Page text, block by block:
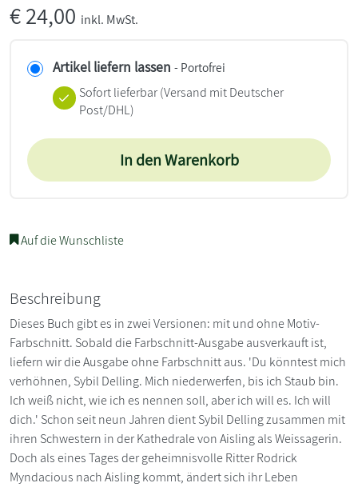
€24,00 inkl. MwSt.
Artikel liefern lassen - Portofrei
Sofort lieferbar(Versand mit Deutscher
Post/DHL)
In den Warenkorb
Auf die Wunschliste
Beschreibung
Dieses Buch gibt es in zwei Versionen: mit und ohne Motiv-
Farbschnitt. Sobald die Farbschnitt-Ausgabe ausverkauft ist,
liefern wir die Ausgabe ohne Farbschnitt aus. 'Du könntest mich
verhöhnen, Sybil Delling. Mich niederwerfen, bis ich Staub bin.
Ich weiß nicht, wie ich es nennen soll, aber ich will es. Ich will
dich.' Schon seit neun Jahren dient Sybil Delling zusammen mit
ihren Schwestern in der Kathedrale von Aisling als Weissagerin.
Doch als eines Tages der geheimnisvolle Ritter Rodrick
Myndacious nach Aisling kommt, ändert sich ihr Leben